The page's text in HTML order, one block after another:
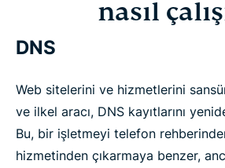
nasıl
DNS
Web sitelerini ve hizmetlerini
ve ilkel aracı, DNS kayıtlarını
Bu, bir işletmeyi telefon
hizmetinden çıkarmaya benzer,